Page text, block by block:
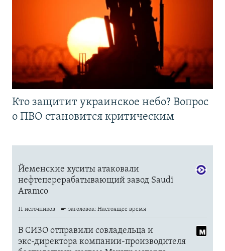
Кто защитит украинское небо? Вопрос
о ПВО становится критическим